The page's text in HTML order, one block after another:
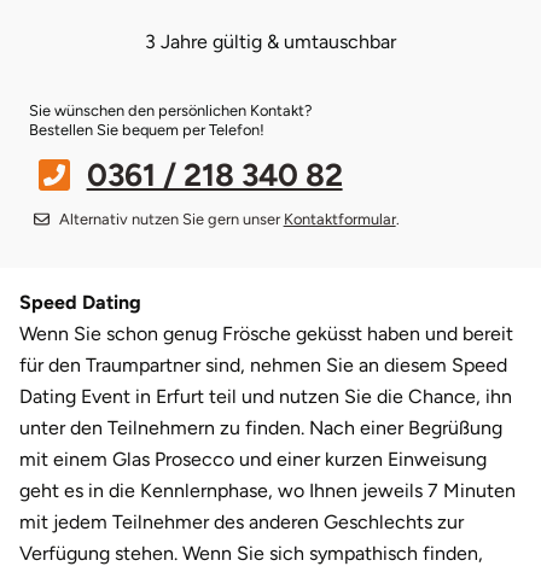
3 Jahre gültig & umtauschbar
Sie wünschen den persönlichen Kontakt?
Bestellen Sie bequem per Telefon!
0361 / 218 340 82
Alternativ nutzen Sie gern unser Kontaktformular.
Speed Dating
Wenn Sie schon genug Frösche geküsst haben und bereit
für den Traumpartner sind, nehmen Sie an diesem Speed
Dating Event in Erfurt teil und nutzen Sie die Chance, ihn
unter den Teilnehmern zu finden. Nach einer Begrüßung
mit einem Glas Prosecco und einer kurzen Einweisung
geht es in die Kennlernphase, wo Ihnen jeweils 7 Minuten
mit jedem Teilnehmer des anderen Geschlechts zur
Verfügung stehen. Wenn Sie sich sympathisch finden,
Bruchsal
Burghausen
Chemnitz
Cloppenburg
Coburg
Cottbus
Darmstadt
Nürnberg
Oberlausitz
Riesa
Ruhrgebiet
Strausberg (Berlin/Brandenburg)
Sömmerda
Weimar
Sonneberg
Suhl
Weimar
Weißenfels
Witterda